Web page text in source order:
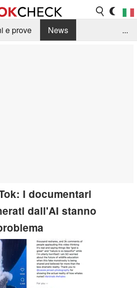
e prove
News
...
I documentari
dall'AI stanno